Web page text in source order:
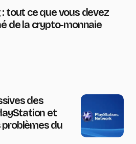
tout ce que vous devez
de la crypto-monnaie
des
et
du